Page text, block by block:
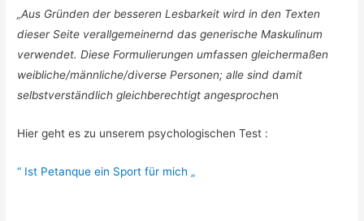
„Aus Gründen der besseren Lesbarkeit wird in den Texten
dieser Seite verallgemeinernd das generische Maskulinum
verwendet. Diese Formulierungen umfassen gleichermaßen
weibliche/männliche/diverse Personen; alle sind damit
selbstverständlich gleichberechtigt angesprochen
Hier geht es zu unserem psychologischen Test :
“ Ist Petanque ein Sport für mich „